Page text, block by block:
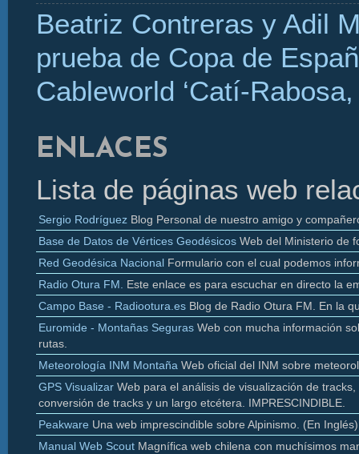
Beatriz Contreras y Adil
prueba de Copa de
Cableworld ‘Catí-
ENLACES
Lista de páginas web
Sergio Rodríguez Blog Personal de nuestro amigo y
Base de Datos de Vértices Geodésicos Web del Ministerio de
Red Geodésica Nacional Formulario con el cual podemos
Radio Otura FM.
Este enlace es para escuchar en directo la
Campo Base - Radiootura.es Blog de Radio Otura FM. En la
Euromide - Montañas Seguras Web con mucha información
rutas.
Meteorología INM Montaña Web oficial del INM sobre
GPS Visualizar Web para el análisis de visualización de tracks
conversión de tracks y un largo etcétera. IMPRESCINDIBLE.
Peakware Una web imprescindible sobre Alpinismo. (En Inglés)
Manual Web Scout Magnífica web chilena con muchísimos